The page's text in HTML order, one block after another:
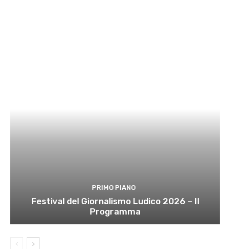
PRIMO PIANO
Festival del Giornalismo Ludico 2026 – Il
Programma